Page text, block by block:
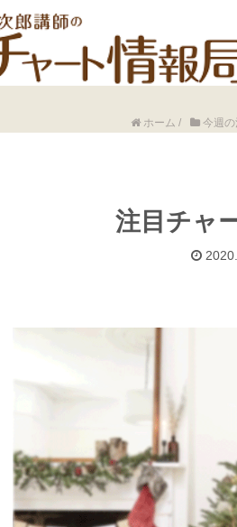
ホーム / 今週の
注目チャ